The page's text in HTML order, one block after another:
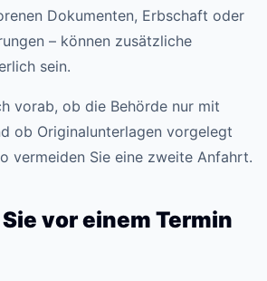
Dokumenten, Erbschaft oder
– können zusätzliche
sein.
vorab, ob die Behörde nur mit
ob Originalunterlagen vorgelegt
vermeiden Sie eine zweite Anfahrt.
vor einem Termin